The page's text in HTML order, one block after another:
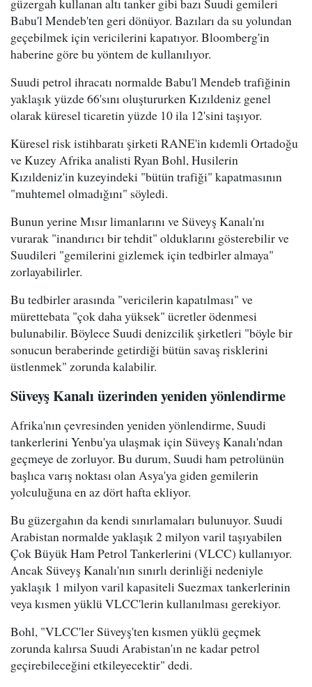
Babu'l Mendeb'ten geri dönüyor. Bazıları da su yolundan
geçebilmek için vericilerini kapatıyor. Bloomberg'in
haberine göre bu yöntem de kullanılıyor.
Suudi petrol ihracatı normalde Babu'l Mendeb trafiğinin
yaklaşık yüzde 66'sını oluştururken Kızıldeniz genel
olarak küresel ticaretin yüzde 10 ila 12'sini taşıyor.
Küresel risk istihbaratı şirketi RANE'in kıdemli Ortadoğu
ve Kuzey Afrika analisti Ryan Bohl, Husilerin
Kızıldeniz'in kuzeyindeki "bütün trafiği" kapatmasının
"muhtemel olmadığını" söyledi.
Bunun yerine Mısır limanlarını ve Süveyş Kanalı'nı
vurarak "inandırıcı bir tehdit" olduklarını gösterebilir ve
Suudileri "gemilerini gizlemek için tedbirler almaya"
zorlayabilirler.
Bu tedbirler arasında "vericilerin kapatılması" ve
mürettebata "çok daha yüksek" ücretler ödenmesi
bulunabilir. Böylece Suudi denizcilik şirketleri "böyle bir
sonucun beraberinde getirdiği bütün savaş risklerini
üstlenmek" zorunda kalabilir.
Süveyş Kanalı üzerinden yeniden yönlendirme
Afrika'nın çevresinden yeniden yönlendirme, Suudi
tankerlerini Yenbu'ya ulaşmak için Süveyş Kanalı'ndan
geçmeye de zorluyor. Bu durum, Suudi ham petrolünün
başlıca varış noktası olan Asya'ya giden gemilerin
yolculuğuna en az dört hafta ekliyor.
Bu güzergahın da kendi sınırlamaları bulunuyor. Suudi
Arabistan normalde yaklaşık 2 milyon varil taşıyabilen
Çok Büyük Ham Petrol Tankerlerini (VLCC) kullanıyor.
Ancak Süveyş Kanalı'nın sınırlı derinliği nedeniyle
yaklaşık 1 milyon varil kapasiteli Suezmax tankerlerinin
veya kısmen yüklü VLCC'lerin kullanılması gerekiyor.
Bohl, "VLCC'ler Süveyş'ten kısmen yüklü geçmek
zorunda kalırsa Suudi Arabistan'ın ne kadar petrol
geçirebileceğini etkileyecektir" dedi.